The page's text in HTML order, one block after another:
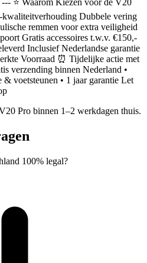
⭐ Waarom Kiezen voor de V20
Dubbele vering
remmen voor extra veiligheid
Gratis accessoires t.w.v. €150,-
Inclusief Nederlandse garantie
Voorraad ⏰ Tijdelijke actie met
verzending binnen Nederland •
voetsteunen • 1 jaar garantie Let
Pro binnen 1–2 werkdagen thuis.
100% legal?